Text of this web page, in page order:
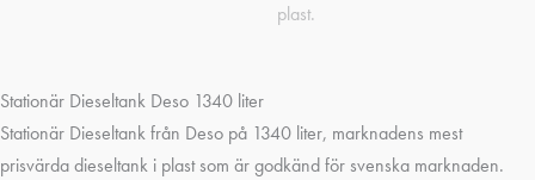
Stationär Dieseltank Deso 1340 liter
Stationär Dieseltank från Deso på 1340 liter, marknadens mest
prisvärda dieseltank i plast som är godkänd för svenska marknaden.